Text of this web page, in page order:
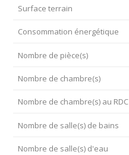
Surface terrain
Consommation énergétique
Nombre de pièce(s)
Nombre de chambre(s)
Nombre de chambre(s) au RDC
Nombre de salle(s) de bains
Nombre de salle(s) d'eau